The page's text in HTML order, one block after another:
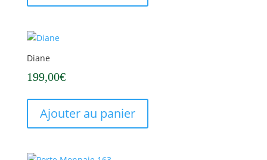
Diane
199,00€
Ajouter au panier